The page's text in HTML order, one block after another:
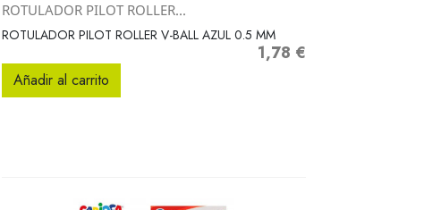
Vista rápida
ROTULADOR PILOT ROLLER...
ROTULADOR PILOT ROLLER V-BALL AZUL 0.5 MM
Precio
1,78 €
Añadir al carrito